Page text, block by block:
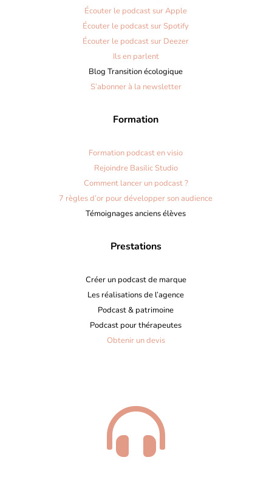
Écouter le podcast sur Apple
Écouter le podcast sur Spotify
Écouter le podcast sur Deezer
Ils en parlent
Blog Transition écologique
S’abonner à la newsletter
Formation
Formation podcast en visio
Rejoindre Basilic Studio
Comment lancer un podcast ?
7 règles d’or pour développer son audience
Témoignages anciens élèves
Prestations
Créer un podcast de marque
Les réalisations de l’agence
Podcast & patrimoine
Podcast pour thérapeutes
Obtenir un devis
